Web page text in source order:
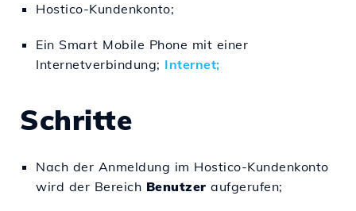
Hostico-Kundenkonto;
Ein Smart Mobile Phone mit einer
Internetverbindung; Internet;
Schritte
Nach der Anmeldung im Hostico-Kundenkonto
wird der Bereich Benutzer aufgerufen;